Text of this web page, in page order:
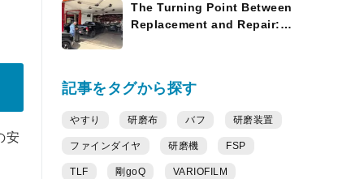
安
The Turning Point Between
Replacement and Repair:
記事をタグから探す
やすり 研磨布 バフ 研磨装置
ファインダイヤ 研磨機 FSP
TLF 剛goQ VARIOFILM